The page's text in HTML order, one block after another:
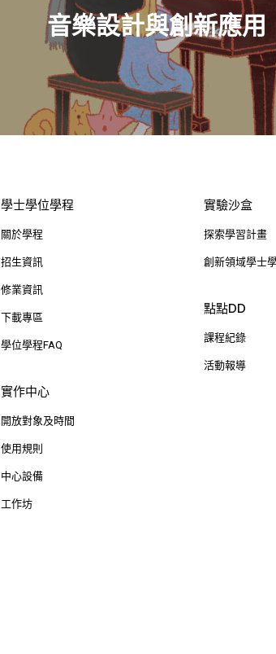
音樂設計與創新應用
學士學位學程
關於學程
招生資訊
修業資訊
下載專區
學位學程FAQ
實作中心
開放對象及時間
使用規則
中心設備
工作坊
實驗沙盒
探索學習計畫
創新領域學士
點點DD
課程紀錄
活動報導
Dist,